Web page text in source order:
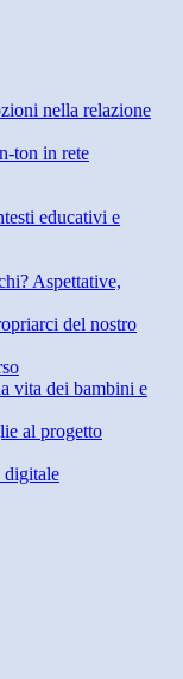
nella relazione
ton in rete
educativi e
Aspettative,
del nostro
vita dei bambini e
al progetto
digitale